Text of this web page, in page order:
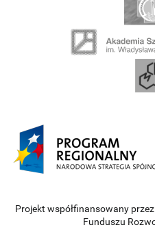
Projekt współfinansowany
Funduszu